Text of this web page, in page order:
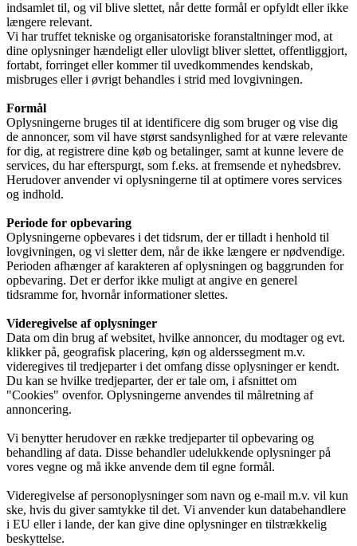
Søg
Link to Facebook
indsamlet til, og vil blive slettet, når dette formål er opfyldt eller ikke
længere relevant.
Vi har truffet tekniske og organisatoriske foranstaltninger mod, at
dine oplysninger hændeligt eller ulovligt bliver slettet, offentliggjort,
fortabt, forringet eller kommer til uvedkommendes kendskab,
misbruges eller i øvrigt behandles i strid med lovgivningen.
Formål
Oplysningerne bruges til at identificere dig som bruger og vise dig
de annoncer, som vil have størst sandsynlighed for at være relevante
for dig, at registrere dine køb og betalinger, samt at kunne levere de
services, du har efterspurgt, som f.eks. at fremsende et nyhedsbrev.
Herudover anvender vi oplysningerne til at optimere vores services
og indhold.
Periode for opbevaring
Oplysningerne opbevares i det tidsrum, der er tilladt i henhold til
lovgivningen, og vi sletter dem, når de ikke længere er nødvendige.
Perioden afhænger af karakteren af oplysningen og baggrunden for
opbevaring. Det er derfor ikke muligt at angive en generel
tidsramme for, hvornår informationer slettes.
Videregivelse af oplysninger
Data om din brug af websitet, hvilke annoncer, du modtager og evt.
klikker på, geografisk placering, køn og alderssegment m.v.
videregives til tredjeparter i det omfang disse oplysninger er kendt.
Du kan se hvilke tredjeparter, der er tale om, i afsnittet om
"Cookies" ovenfor. Oplysningerne anvendes til målretning af
annoncering.
Vi benytter herudover en række tredjeparter til opbevaring og
behandling af data. Disse behandler udelukkende oplysninger på
vores vegne og må ikke anvende dem til egne formål.
Videregivelse af personoplysninger som navn og e-mail m.v. vil kun
ske, hvis du giver samtykke til det. Vi anvender kun databehandlere
i EU eller i lande, der kan give dine oplysninger en tilstrækkelig
beskyttelse.